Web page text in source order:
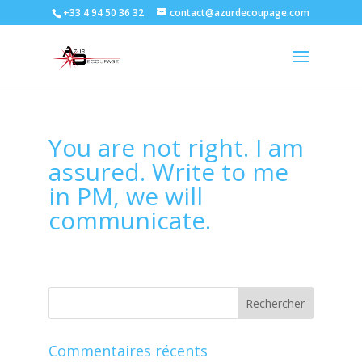
+33 4 94 50 36 32 contact@azurdecoupage.com
You are not right. I am
assured. Write to me
in PM, we will
communicate.
Commentaires récents